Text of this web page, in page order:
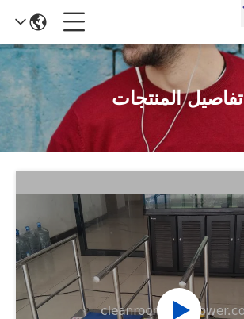
تفاصيل المنتجات